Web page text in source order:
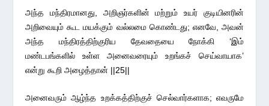
அந்த மந்திரமானது, அறிஞர்களின் மற்றும் உயர் குடியினரின்
அறிவையும் கூட மயக்கும் வல்லமை கொண்டது; எனவே, அவன்
அந்த மந்திரத்திற்குரிய தேவதையை நோக்கி ‘இம்
மண்டபங்களில் உள்ள அனைவரையும் உறங்கச் செய்வாயாக’
என்று கூறி அழைத்தான் ||25||
அனைவரும் ஆழ்ந்த உறக்கத்திற்குச் செல்வார்களாக; எவருமே